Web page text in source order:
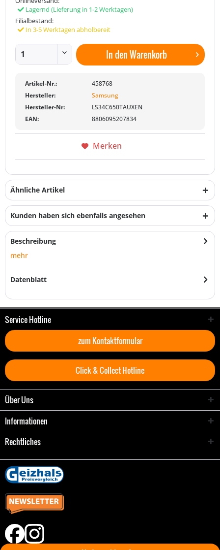
Lagernd (Lieferung in 1-2 Werktagen)
Filialbestand:
In 3-5 Werktagen abholbereit
In denWarenkorb
Artikel-Nr.:
458768
Hersteller:
Samsung
Hersteller-Nr:
LS34C650TAUXEN
EAN:
8806095207834
Merken
Ähnliche Artikel
Kunden haben sich ebenfalls angesehen
Beschreibung
mehr
Datenblatt
Service Hotline
zum Kontaktformular
Click & Collect Hotline
Über Uns
Informationen
Rechtliches